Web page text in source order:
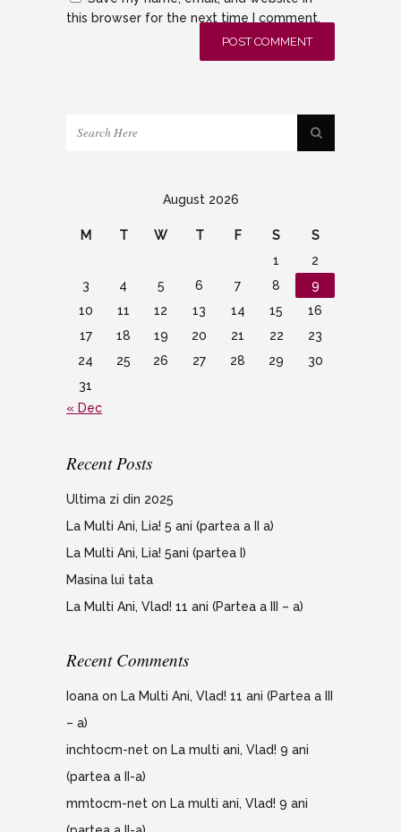
this browser for the next time I comment.
August 2026
M T W T F S
S
1
2
3
4 5 6 7 8
9
10
11 12 13 14 15
16
17
18 19 20 21 22
23
24
25 26 27 28 29
30
31
« Dec
Recent Posts
Ultima zi din 2025
La Multi Ani, Lia! 5 ani (partea a II a)
La Multi Ani, Lia! 5ani (partea I)
Masina lui tata
La Multi Ani, Vlad! 11 ani (Partea a III – a)
Recent Comments
Ioana on La Multi Ani, Vlad! 11 ani (Partea a III
– a)
inchtocm-net on La multi ani, Vlad! 9 ani
(partea a II-a)
mmtocm-net on La multi ani, Vlad! 9 ani